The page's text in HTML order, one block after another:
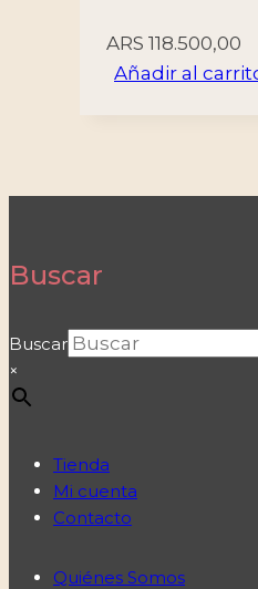
ARS 118.500,00
Añadir al
Buscar
Buscar
×
Tienda
Mi cuenta
Contacto
Quiénes Somos